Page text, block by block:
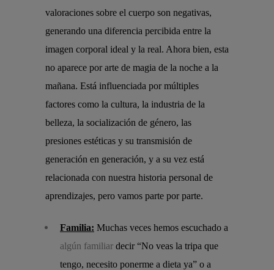
valoraciones sobre el cuerpo son negativas,
generando una diferencia percibida entre la
imagen corporal ideal y la real. Ahora bien, esta
no aparece por arte de magia de la noche a la
mañana. Está influenciada por múltiples
factores como la cultura, la industria de la
belleza, la socialización de género, las
presiones estéticas y su transmisión de
generación en generación, y a su vez está
relacionada con nuestra historia personal de
aprendizajes, pero vamos parte por parte.
Familia: Muchas veces hemos escuchado a
algún familiar decir “No veas la tripa que
tengo, necesito ponerme a dieta ya” o a